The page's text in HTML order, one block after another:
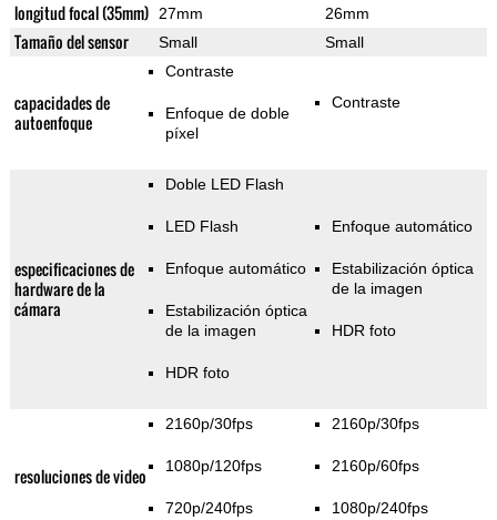
longitud focal (35mm) 27mm 26mm
Tamaño del sensor Small Small
capacidades de
autoenfoque
Contraste
Enfoque de doble
píxel
Contraste
especificaciones de
hardware de la
cámara
Doble LED Flash
LED Flash
Enfoque automático
Estabilización óptica
de la imagen
HDR foto
Enfoque automático
Estabilización óptica
de la imagen
HDR foto
resoluciones de video
2160p/30fps
1080p/120fps
720p/240fps
2160p/30fps
2160p/60fps
1080p/240fps